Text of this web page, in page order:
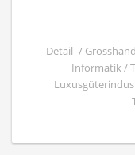
Detail- /
Informatik /